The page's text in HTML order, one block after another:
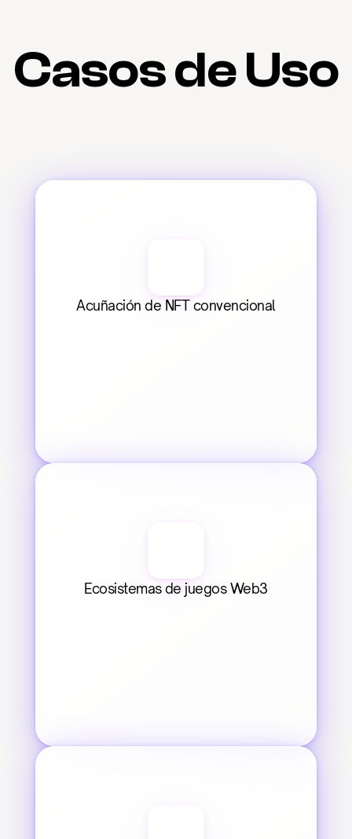
Casos de Uso
Acuñación de NFT convencional
Ecosistemas de juegos Web3